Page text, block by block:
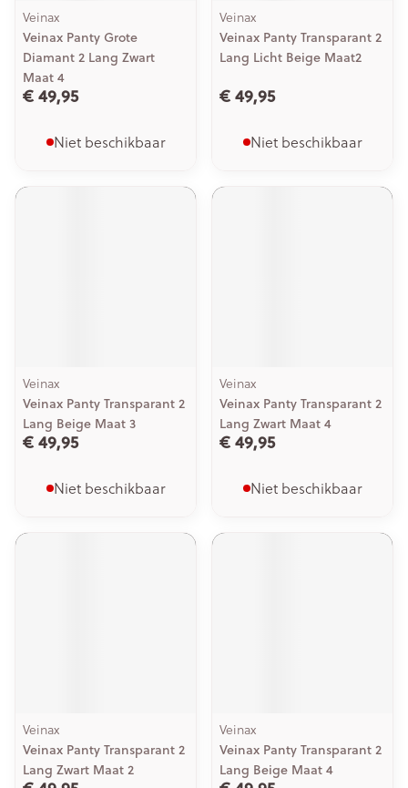
Veinax
Veinax Panty Grote
Diamant 2 Lang Zwart
Maat 4
€ 49,95
Niet beschikbaar
Veinax
Veinax Panty Transparant 2
Lang Licht Beige Maat2
€ 49,95
Niet beschikbaar
Veinax
Veinax Panty Transparant 2
Lang Beige Maat 3
€ 49,95
Niet beschikbaar
Veinax
Veinax Panty Transparant 2
Lang Zwart Maat 4
€ 49,95
Niet beschikbaar
Veinax
Veinax Panty Transparant 2
Lang Zwart Maat 2
Veinax
Veinax Panty Transparant 2
Lang Beige Maat 4